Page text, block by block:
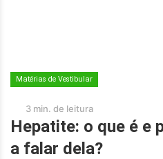
Matérias de Vestibular
3 min. de leitura
Hepatite: o que é e
a falar dela?